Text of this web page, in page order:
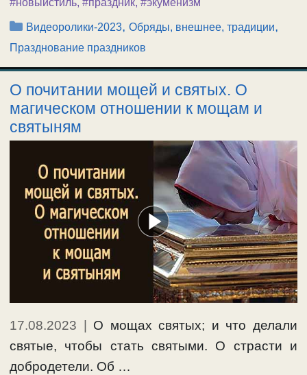
#новыйстиль, #праздник, #экуменизм
Рубрики
Видеоролики-2023,Обряды, внешнее, традиции,
Празднование праздников
О почитании мощей и святых. О
магическом отношении к мощам и
святыням
17.08.2023
О мощах святых; и что делали
святые, чтобы стать святыми. О страсти и
добродетели. Об …